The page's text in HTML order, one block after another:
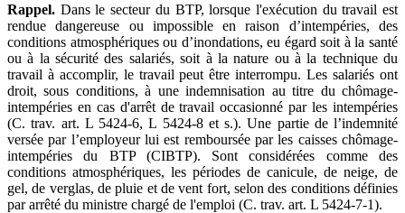
Rappel. Dans le secteur du BTP, lorsque l'exécution du travail est
rendue dangereuse ou impossible en raison d’intempéries, des
conditions atmosphériques ou d’inondations, eu égard soit à la santé
ou à la sécurité des salariés, soit à la nature ou à la technique du
travail à accomplir, le travail peut être interrompu. Les salariés ont
droit, sous conditions, à une indemnisation au titre du chômage-
intempéries en cas d'arrêt de travail occasionné par les intempéries
(C. trav. art. L 5424-6, L 5424-8 et s.). Une partie de l’indemnité
versée par l’employeur lui est remboursée par les caisses chômage-
intempéries du BTP (CIBTP). Sont considérées comme des
conditions atmosphériques, les périodes de canicule, de neige, de
gel, de verglas, de pluie et de vent fort, selon des conditions définies
par arrêté du ministre chargé de l'emploi (C. trav. art. L 5424-7-1).